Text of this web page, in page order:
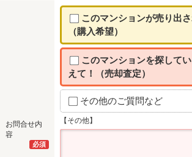
お問合せ内
容
必須
このマンションが売り出
（購入希望）
このマンションを探して
えて！（売却査定）
その他のご質問など
【その他】